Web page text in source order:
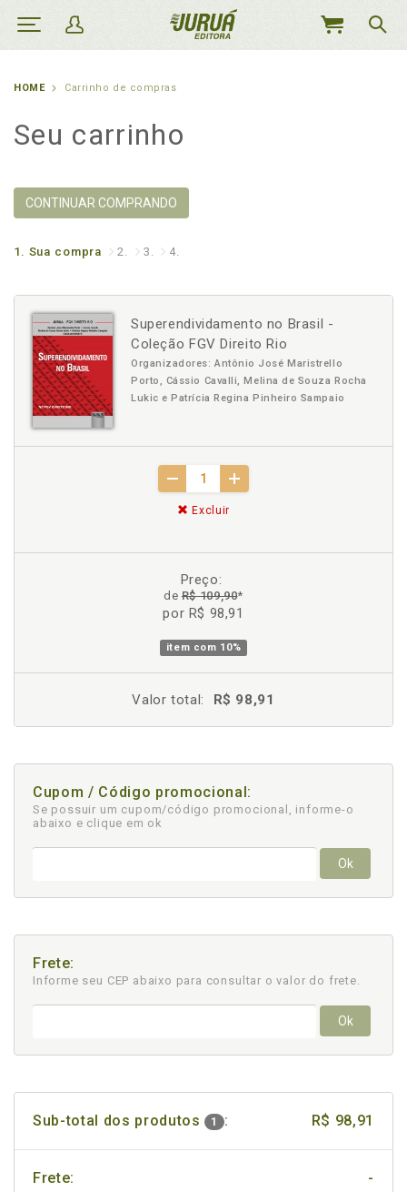
MEU
HOME Carrinho de compras
Seu carrinho
CONTINUAR COMPRANDO
1. Sua compra 2. 3. 4.
Superendividamento no Brasil -
Coleção FGV Direito Rio
Organizadores: Antônio José Maristrello
Porto, Cássio Cavalli, Melina de Souza Rocha
Lukic e Patrícia Regina Pinheiro Sampaio
Excluir
Preço:
deR$ 109,90*
por R$ 98,91
item com 10%
Valor total: R$ 98,91
Cupom / Código promocional:
Se possuir um cupom/código promocional, informe-o
abaixo e clique em ok
Ok
Frete:
Informe seu CEP abaixo para consultar o valor do frete.
Ok
Sub-total dos produtos 1 : R$ 98,91
Frete: -